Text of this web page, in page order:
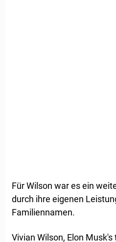
Für Wilson war es ein
durch ihre eigenen
Familiennamen.
Vivian Wilson, Elon